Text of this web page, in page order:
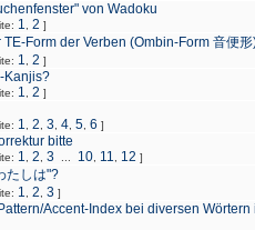
von Wadoku
1 2 ]
Form der Verben (Ombin-Form 音便形
1 2 ]
Kanjis?
1 2 ]
1 2 3 4 5 6 ]
bitte
1 2 3 10 11 12 ]
たしは"?
1 2 3 ]
Accent-Index bei diversen